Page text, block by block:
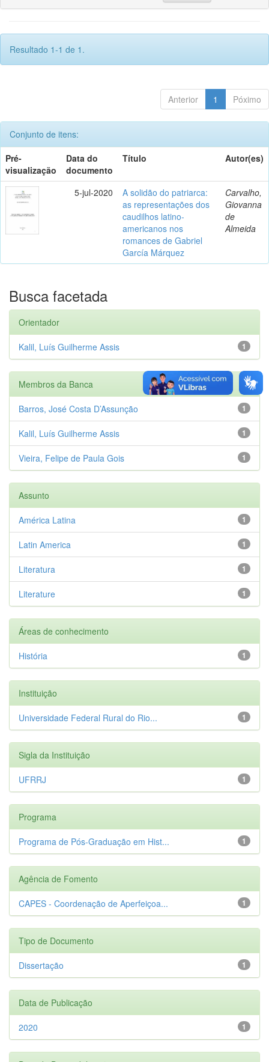
Resultado 1-1 de 1.
Anterior 1 Póximo
Conjunto de itens:
Pré-
visualização
Data do
documento
Título Autor(es)
5-jul-2020
A solidão do patriarca:
as representações dos
caudilhos latino-
americanos nos
romances de Gabriel
García Márquez
Carvalho,
Giovanna
de
Almeida
Busca facetada
Orientador
1
Kalil, Luís Guilherme Assis
Membros da Banca
1
Barros, José Costa D’Assunção
1
Kalil, Luís Guilherme Assis
1
Vieira, Felipe de Paula Gois
Assunto
1
América Latina
1
Latin America
1
Literatura
1
Literature
Áreas de conhecimento
1
História
Instituição
1
Universidade Federal Rural do Rio...
Sigla da Instituição
1
UFRRJ
Programa
1
Programa de Pós-Graduação em Hist...
Agência de Fomento
1
CAPES - Coordenação de Aperfeiçoa...
Tipo de Documento
1
Dissertação
Data de Publicação
1
2020